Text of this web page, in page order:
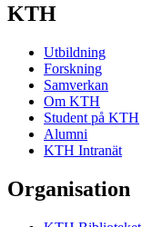
KTH
Utbildning
Forskning
Samverkan
Om KTH
Student på KTH
Alumni
KTH Intranät
Organisation